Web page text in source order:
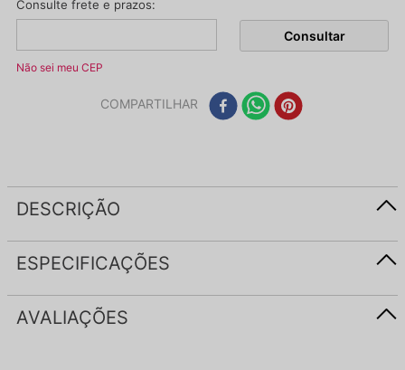
Não sei meu CEP
COMPARTILHAR
DESCRIÇÃO
ESPECIFICAÇÕES
AVALIAÇÕES